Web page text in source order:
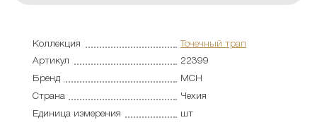
Коллекция
Точечный трап
Артикул
22399
Бренд
MCH
Страна
Чехия
Единица измерения
шт